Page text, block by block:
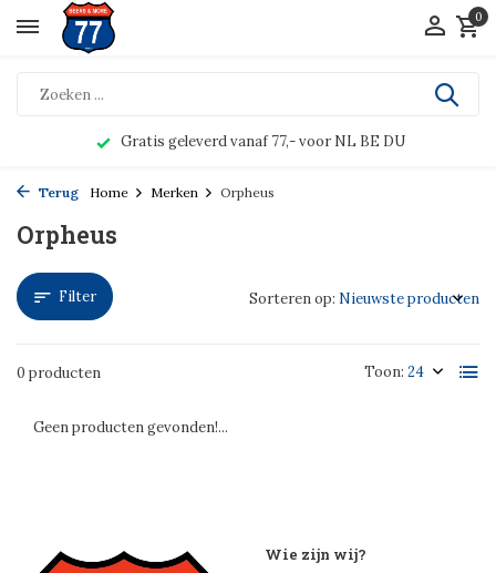
0
Gratis geleverd vanaf 77,- voor NL BE DU
Terug Home Merken Orpheus
Orpheus
Filter
0 producten Toon:
Sorteren op:
Geen producten gevonden!...
Wie zijn wij?